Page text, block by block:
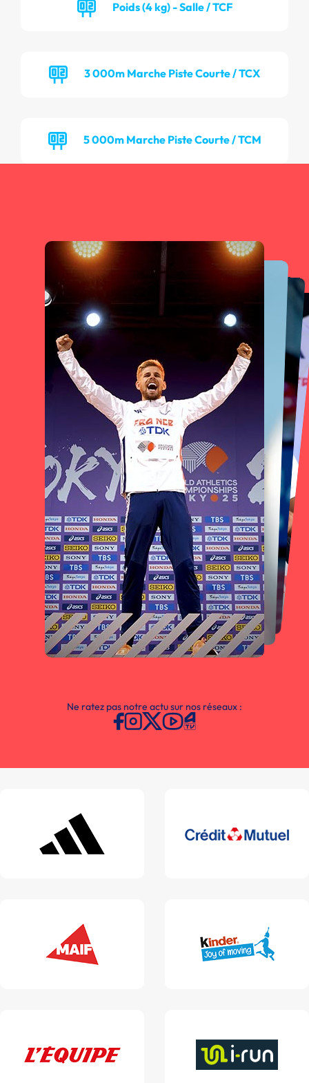
Poids (4 kg) - Salle / TCF
3 000m Marche Piste Courte / TCX
5 000m Marche Piste Courte / TCM
Ne ratez pas notre actu sur nos réseaux :